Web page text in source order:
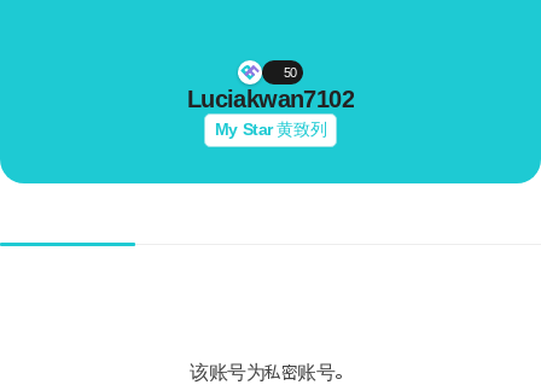
50
Luciakwan7102
My Star黄致列
该账号为私密账号。